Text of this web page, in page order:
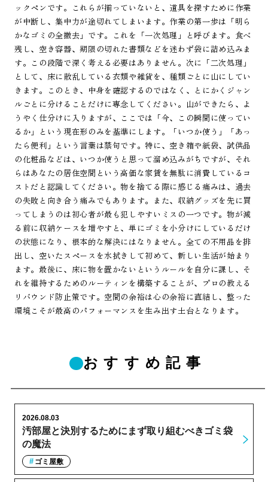
ックペンです。これらが揃っていないと、道具を探すために作業
が中断し、集中力が途切れてしまいます。作業の第一歩は「明ら
かなゴミの全撤去」です。これを「一次処理」と呼びます。食べ
残し、空き容器、期限の切れた書類などを迷わず袋に詰め込みま
す。この段階で深く考える必要はありません。次に「二次処理」
として、床に散乱している衣類や雑貨を、種類ごとに山にしてい
きます。このとき、中身を確認するのではなく、とにかくジャン
ルごとに分けることだけに専念してください。山ができたら、よ
うやく仕分けに入りますが、ここでは「今、この瞬間に使ってい
るか」という現在形のみを基準にします。「いつか使う」「あっ
たら便利」という言葉は禁句です。特に、空き箱や紙袋、試供品
の化粧品などは、いつか使うと思って溜め込みがちですが、それ
らはあなたの居住空間という高価な家賃を無駄に消費しているコ
ストだと認識してください。物を捨てる際に感じる痛みは、過去
の失敗と向き合う痛みでもあります。また、収納グッズを先に買
ってしまうのは初心者が最も犯しやすいミスの一つです。物が減
る前に収納ケースを増やすと、単にゴミを小分けにしているだけ
の状態になり、根本的な解決にはなりません。全ての不用品を排
出し、空いたスペースを水拭きして初めて、新しい生活が始まり
ます。最後に、床に物を置かないというルールを自分に課し、そ
れを維持するためのルーティンを構築することが、プロの教える
リバウンド防止策です。空間の余裕は心の余裕に直結し、整った
環境こそが最高のパフォーマンスを生み出す土台となります。
おすすめ記事
汚部屋と決別するためにまず取り組むべきゴミ袋
の魔法
2026.08.03
ゴミ屋敷